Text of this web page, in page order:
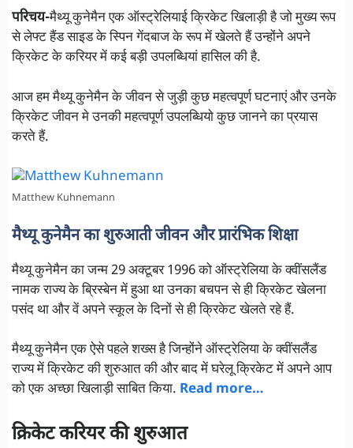
परिचय-मैथ्यू कुनेमैन एक ऑस्ट्रेलियाई क्रिकेट खिलाड़ी है जो मुख्य रूप
से लेफ्ट हैंड साइड के स्पिन गेंदबाज के रूप में खेलते हैं उन्होंने अपने
क्रिकेट के करियर में कई बड़ी उपलब्धियां हासिल की है.
आज हम मैथ्यू कुनेमैन के जीवन से जुड़ी कुछ महत्वपूर्ण घटनाएं और उनके
क्रिकेट जीवन मे उनकी महत्वपूर्ण उपलब्धियाे कुछ जानने का प्रयास
करते हैं.
Matthew Kuhnemann
मैथ्यू कुनेमैन का शुरुआती जीवन और प्रारंभिक शिक्षा
मैथ्यू कुनेमैन का जन्म 29 अक्टूबर 1996 को ऑस्ट्रेलिया के क्वींसलैंड
नामक राज्य के ब्रिस्बेन में हुआ था उनका बचपन से ही क्रिकेट खेलना
पसंद था और वें अपने स्कूल के दिनों से ही क्रिकेट खेलते रहे हैं.
मैथ्यू कुनेमैन एक ऐसे पहले शख्स है जिन्होंने ऑस्ट्रेलिया के क्वींसलैंड
राज्य में क्रिकेट की शुरुआत की और बाद में घरेलू क्रिकेट में अपने आप
को एक अच्छा खिलाड़ी साबित किया. Read more…
क्रिकेट करियर की शुरुआत